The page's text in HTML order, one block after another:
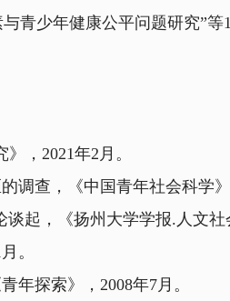
青少年健康公平问题研究”等
，2021年2月。
查，《中国青年社会科学》
，《扬州大学学报.人文社
。
探索》，2008年7月。